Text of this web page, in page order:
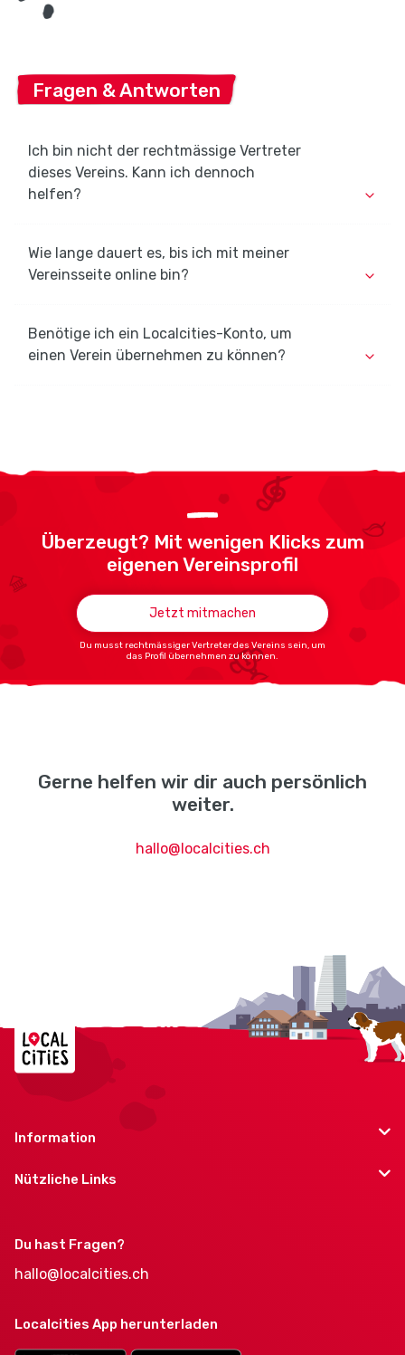
Fragen & Antworten
Ich bin nicht der rechtmässige Vertreter
dieses Vereins. Kann ich dennoch
helfen?
Wie lange dauert es, bis ich mit meiner
Vereinsseite online bin?
Benötige ich ein Localcities-Konto, um
einen Verein übernehmen zu können?
Überzeugt? Mit wenigen Klicks zum
eigenen Vereinsprofil
Jetzt mitmachen
Du musst rechtmässiger Vertreter des Vereins sein, um
das Profil übernehmen zu können.
Gerne helfen wir dir auch persönlich
weiter.
hallo@localcities.ch
Information
Nützliche Links
Du hast Fragen?
hallo@localcities.ch
Localcities App herunterladen